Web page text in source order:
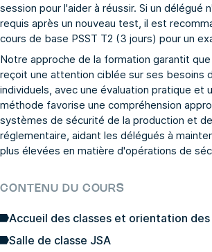
session pour l'aider à réussir. Si un délégué
requis après un nouveau test, il est
cours de base PSST T2 (3 jours) pour un
Notre approche de la formation garantit
reçoit une attention ciblée sur ses besoins
individuels, avec une évaluation pratique et
méthode favorise une compréhension
systèmes de sécurité de la production et
réglementaire, aidant les délégués à
plus élevées en matière d'opérations de
CONTENU DU COURS
Accueil des classes et orientation
Salle de classe JSA